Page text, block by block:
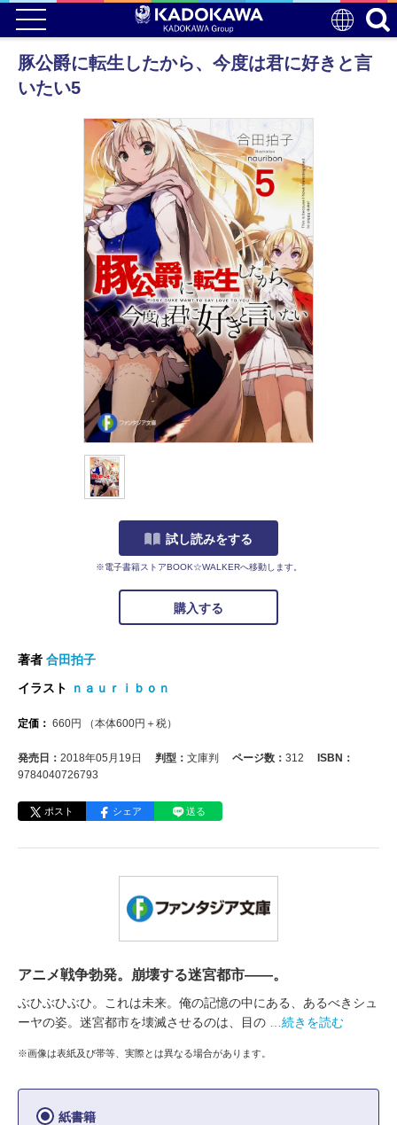
豚公爵に転生したから、今度は君に好きと言
いたい5
試し読みをする
※電子書籍ストアBOOK☆WALKERへ移動します。
購入する
著者 合田拍子
イラスト
ｎａｕｒｉｂｏｎ
定価： 660円 （本体600円＋税）
発売日： 2018年05月19日 判型： 文庫判 ページ数： 312
ISBN：
9784040726793
ポスト シェア 送る
アニメ戦争勃発。崩壊する迷宮都市――。
ぶひぶひぶひ。これは未来。俺の記憶の中にある、あるべきシュ
ーヤの姿。迷宮都市を壊滅させるのは、目の
…続きを読む
※画像は表紙及び帯等、実際とは異なる場合があります。
紙書籍